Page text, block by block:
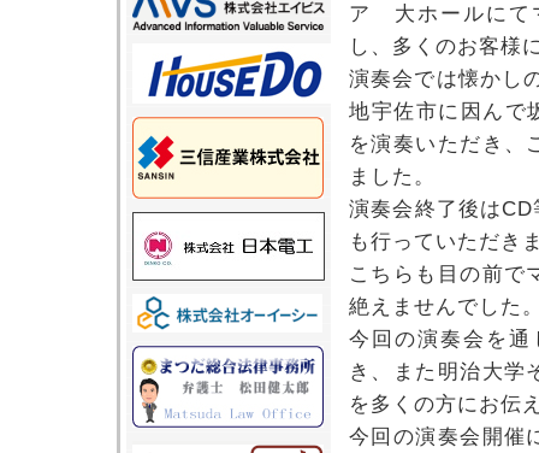
ア 大ホールにて
し、多くのお客様
演奏会では懐かし
地宇佐市に因んで
を演奏いただき、
ました。
演奏会終了後は
も行っていただき
こちらも目の前で
絶えませんでした
今回の演奏会を
き、また明治大学
を多くの方にお伝
今回の演奏会開催